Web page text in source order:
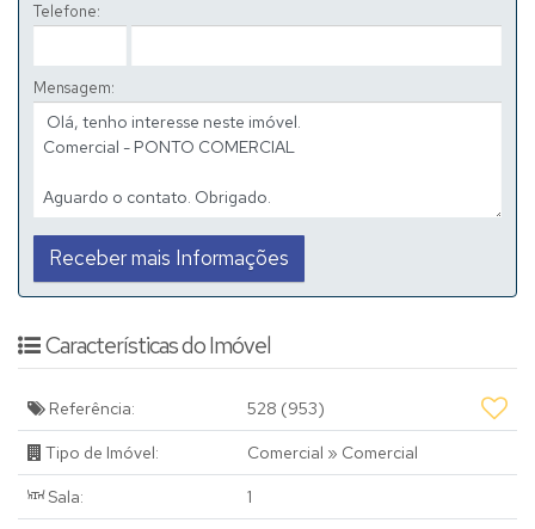
Telefone:
Mensagem:
Características do Imóvel
Referência: 528 (953)
Tipo de Imóvel: Comercial » Comercial
Sala: 1